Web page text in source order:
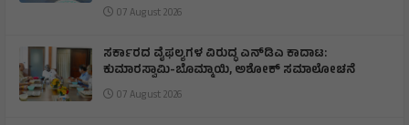
07 August 2026
ಸರ್ಕಾರದ ವೈಫಲ್ಯಗಳ ವಿರುದ್ಧ ಎನ್‌ಡಿಎ ಕಾದಾಟ:
ಕುಮಾರಸ್ವಾಮಿ-ಬೊಮ್ಮಾಯಿ, ಅಶೋಕ್ ಸಮಾಲೋಚನೆ
07 August 2026